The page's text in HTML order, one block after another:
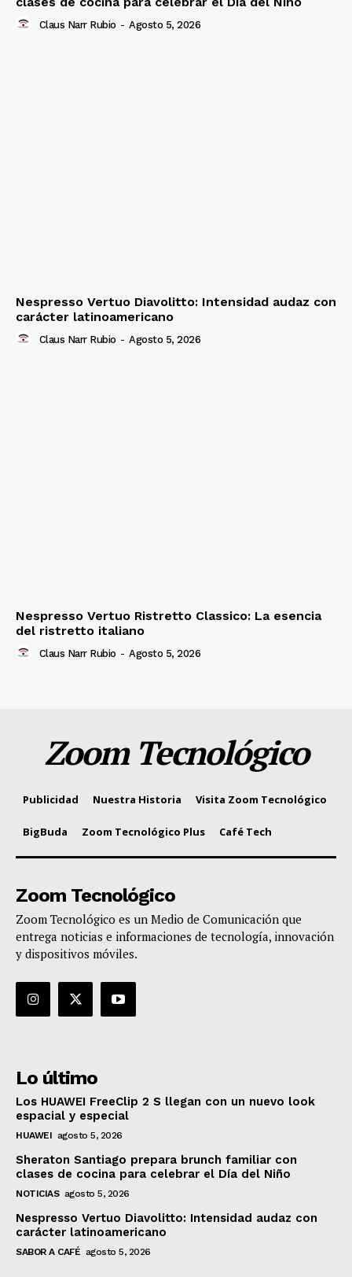
Claus Narr Rubio - Agosto 5, 2026
Nespresso Vertuo Diavolitto: Intensidad audaz con
carácter latinoamericano
Claus Narr Rubio - Agosto 5, 2026
Nespresso Vertuo Ristretto Classico: La esencia
del ristretto italiano
Claus Narr Rubio - Agosto 5, 2026
Zoom Tecnológico
Publicidad Nuestra Historia Visita Zoom Tecnológico
BigBuda Zoom Tecnológico Plus Café Tech
Zoom Tecnológico
Zoom Tecnológico es un Medio de Comunicación que
entrega noticias e informaciones de tecnología, innovación
y dispositivos móviles.
Lo último
Los HUAWEI FreeClip 2 S llegan con un nuevo look
espacial y especial
HUAWEI agosto 5, 2026
Sheraton Santiago prepara brunch familiar con
clases de cocina para celebrar el Día del Niño
NOTICIAS agosto 5, 2026
Nespresso Vertuo Diavolitto: Intensidad audaz con
carácter latinoamericano
SABOR A CAFÉ agosto 5, 2026